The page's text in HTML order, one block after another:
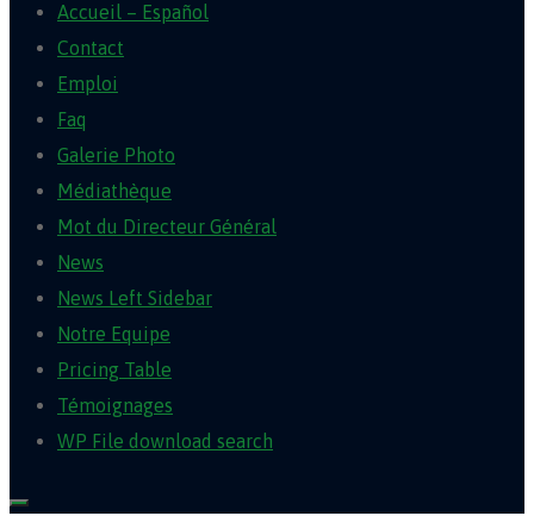
Accueil – Español
Contact
Emploi
Faq
Galerie Photo
Médiathèque
Mot du Directeur Général
News
News Left Sidebar
Notre Equipe
Pricing Table
Témoignages
WP File download search